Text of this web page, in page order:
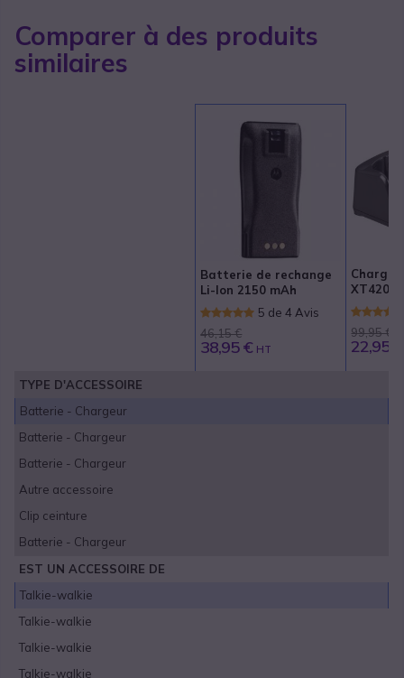
Comparer à des produits
similaires
Batterie de rechange
Li-lon 2150 mAh
5 de 4 Avis
46,15 €
38,95 € HT
XT420 /
99,95 €
22,95 €
TYPE D'ACCESSOIRE
Batterie - Chargeur
Batterie - Chargeur
Batterie - Chargeur
Autre accessoire
Clip ceinture
Batterie - Chargeur
EST UN ACCESSOIRE DE
Talkie-walkie
Talkie-walkie
Talkie-walkie
Talkie-walkie